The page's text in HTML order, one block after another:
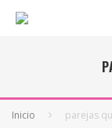
Inicio parejas